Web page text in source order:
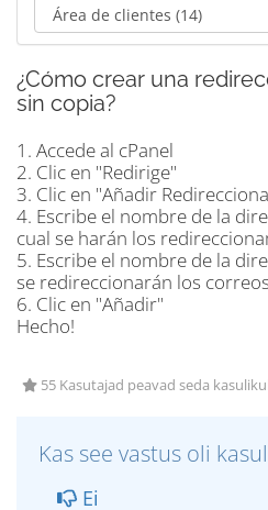
¿Cómo crear una
sin copia?
1. Accede al cPanel
2. Clic en "Redirige"
3. Clic en "Añadir
4. Escribe el nombre de la
cual se harán los
5. Escribe el nombre de la
se redireccionarán los correos
6. Clic en "Añadir"
Hecho!
55 Kasutajad peavad seda
Kas see vastus oli
Ei